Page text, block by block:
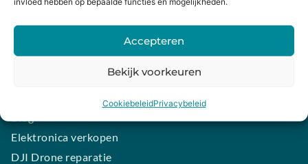
Accepteren
Bekijk voorkeuren
CookiebeleidPrivacybeleid
iPhone laten maken
Samsung smartphone laten maken
Elektronica verkopen
DJI Drone reparatie